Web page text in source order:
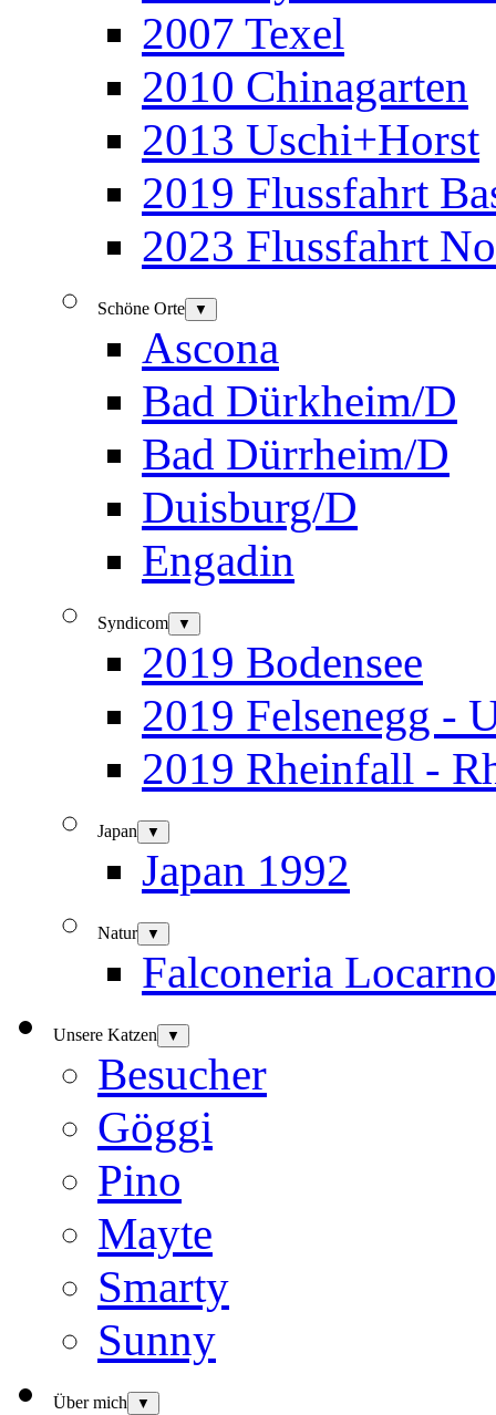
2007 Texel
2010 Chinagarten
2013 Uschi+Horst
2019 Flussfahrt
2023 Flussfahrt
Schöne Orte ▼
Ascona
Bad Dürkheim/D
Bad Dürrheim/D
Duisburg/D
Engadin
Syndicom ▼
2019 Bodensee
2019 Felsenegg -
2019 Rheinfall -
Japan ▼
Japan 1992
Natur ▼
Falconeria Locarno
Unsere Katzen ▼
Besucher
Göggi
Pino
Mayte
Smarty
Sunny
Über mich ▼